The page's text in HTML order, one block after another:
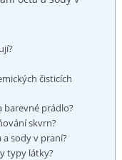
čisticích
⁢barevné prádlo?
skvrn?
a sody v praní?
typy ⁣látky?